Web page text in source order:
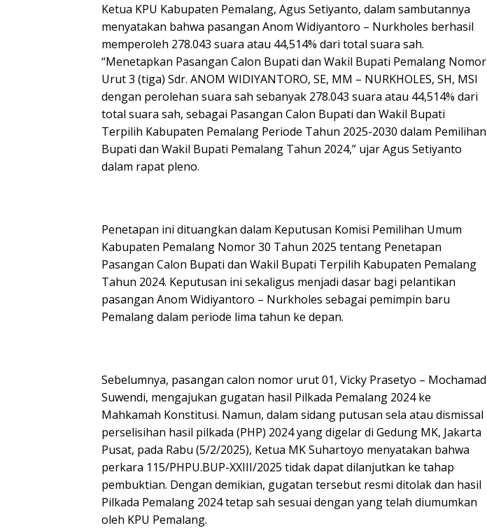
Ketua KPU Kabupaten Pemalang, Agus Setiyanto, dalam sambutannya
menyatakan bahwa pasangan Anom Widiyantoro – Nurkholes berhasil
memperoleh 278.043 suara atau 44,514% dari total suara sah.
“Menetapkan Pasangan Calon Bupati dan Wakil Bupati Pemalang Nomor
Urut 3 (tiga) Sdr. ANOM WIDIYANTORO, SE, MM – NURKHOLES, SH, MSI
dengan perolehan suara sah sebanyak 278.043 suara atau 44,514% dari
total suara sah, sebagai Pasangan Calon Bupati dan Wakil Bupati
Terpilih Kabupaten Pemalang Periode Tahun 2025-2030 dalam Pemilihan
Bupati dan Wakil Bupati Pemalang Tahun 2024,” ujar Agus Setiyanto
dalam rapat pleno.
Penetapan ini dituangkan dalam Keputusan Komisi Pemilihan Umum
Kabupaten Pemalang Nomor 30 Tahun 2025 tentang Penetapan
Pasangan Calon Bupati dan Wakil Bupati Terpilih Kabupaten Pemalang
Tahun 2024. Keputusan ini sekaligus menjadi dasar bagi pelantikan
pasangan Anom Widiyantoro – Nurkholes sebagai pemimpin baru
Pemalang dalam periode lima tahun ke depan.
Sebelumnya, pasangan calon nomor urut 01, Vicky Prasetyo – Mochamad
Suwendi, mengajukan gugatan hasil Pilkada Pemalang 2024 ke
Mahkamah Konstitusi. Namun, dalam sidang putusan sela atau dismissal
perselisihan hasil pilkada (PHP) 2024 yang digelar di Gedung MK, Jakarta
Pusat, pada Rabu (5/2/2025), Ketua MK Suhartoyo menyatakan bahwa
perkara 115/PHPU.BUP-XXIII/2025 tidak dapat dilanjutkan ke tahap
pembuktian. Dengan demikian, gugatan tersebut resmi ditolak dan hasil
Pilkada Pemalang 2024 tetap sah sesuai dengan yang telah diumumkan
oleh KPU Pemalang.